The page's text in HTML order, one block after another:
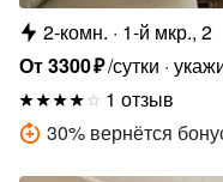
2-комн.
1-й мкр., 2
От3300₽/сутки
1 отзыв
30% вернётся